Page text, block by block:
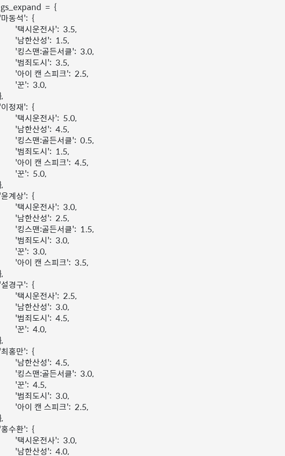
= {
동석': {
'택시운전사': 3.5,
'남한산성': 1.5,
'킹스맨:골든서클': 3.0,
'범죄도시': 3.5,
'아이 캔 스피크': 2.5,
'꾼': 3.0,
정재': {
'택시운전사': 5.0,
'남한산성': 4.5,
'킹스맨:골든서클': 0.5,
'범죄도시': 1.5,
'아이 캔 스피크': 4.5,
'꾼': 5.0,
계상': {
'택시운전사': 3.0,
'남한산성': 2.5,
'킹스맨:골든서클': 1.5,
'범죄도시': 3.0,
'꾼': 3.0,
'아이 캔 스피크': 3.5,
경구': {
'택시운전사': 2.5,
'남한산성': 3.0,
'범죄도시': 4.5,
'꾼': 4.0,
홍만': {
'남한산성': 4.5,
'킹스맨:골든서클': 3.0,
'꾼': 4.5,
'범죄도시': 3.0,
'아이 캔 스피크': 2.5,
수환': {
'택시운전사': 3.0,
'남한산성': 4.0,